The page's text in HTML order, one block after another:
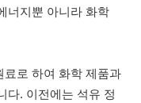
너지뿐 아니라 화학
료로 하여 화학 제품과
다. 이전에는 석유 정